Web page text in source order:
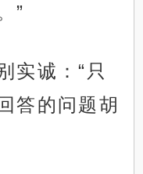
”
实诚：“只
答的问题胡